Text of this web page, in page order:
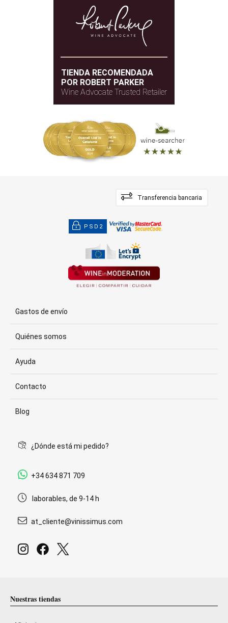
TIENDA RECOMENDADA
POR ROBERT PARKER
Wine Advocate Trusted Retailer
Transferencia bancaria
PSD2
Gastos de envío
Quiénes somos
Ayuda
Contacto
Blog
¿Dónde está mi pedido?
+34 634 871 709
laborables, de 9-14 h
at_cliente@vinissimus.com
Nuestras tiendas